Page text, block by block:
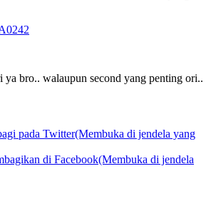
ya bro.. walaupun second yang penting ori..
pada Twitter(Membuka di jendela yang
di Facebook(Membuka di jendela